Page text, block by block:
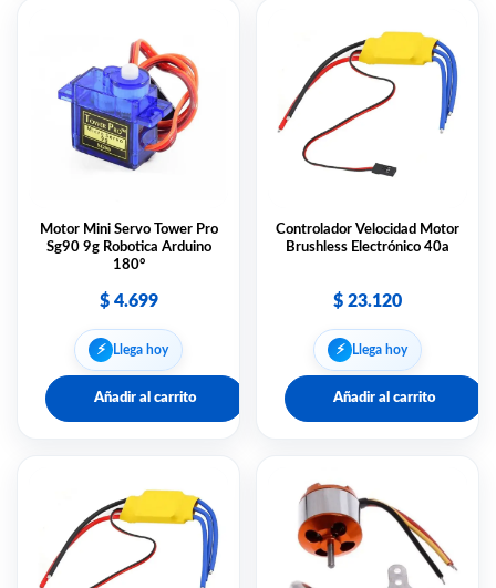
Motor Mini Servo Tower Pro
Sg90 9g Robotica Arduino
180°
$4.699
⚡︎ Llega hoy
Añadir al carrito
Controlador Velocidad Motor
Brushless Electrónico 40a
$ 23.120
⚡︎ Llega hoy
Añadir al carrito